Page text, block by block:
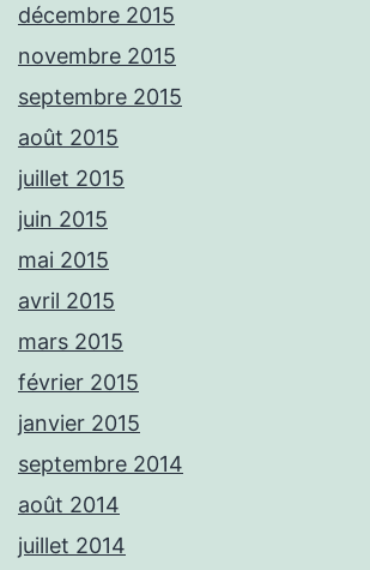
décembre 2015
novembre 2015
septembre 2015
août 2015
juillet 2015
juin 2015
mai 2015
avril 2015
mars 2015
février 2015
janvier 2015
septembre 2014
août 2014
juillet 2014